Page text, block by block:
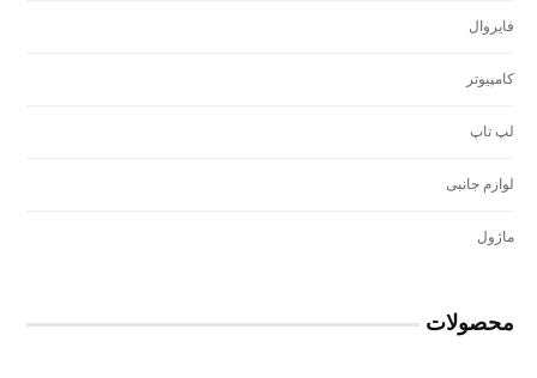
فايروال
كامپيوتر
لپ تاپ
لوازم جانبی
ماژول
محصولات